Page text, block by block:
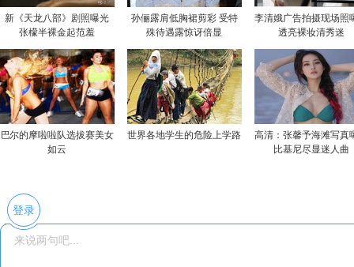
新《天龙八部》剧照曝光
张檬半裸金起范羞
孙俪露肩低胸裙剪彩 受特
殊待遇露惊讶倍显
李清娥广告拍摄现场照
透亮裸妆清秀迷
巴尔的摩啦啦队选拔赛美女
如云
世界各地学生的危险上学路
高清：张馨予海滩写真
比基尼尽显迷人曲
登录